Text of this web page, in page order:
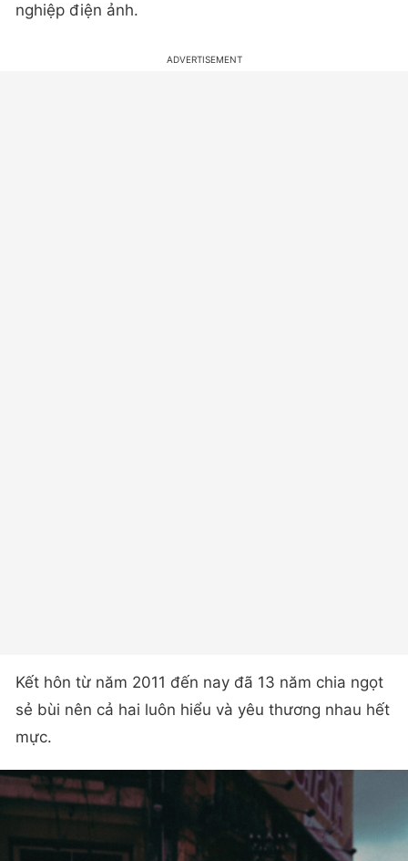
nghiệp điện ảnh.
Kết hôn từ năm 2011 đến nay đã 13 năm chia ngọt
sẻ bùi nên cả hai luôn hiểu và yêu thương nhau hết
mực.